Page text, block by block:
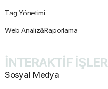
Tag Yönetimi
Web Analiz&Raporlama
İNTERAKTİF İŞLER
Sosyal Medya